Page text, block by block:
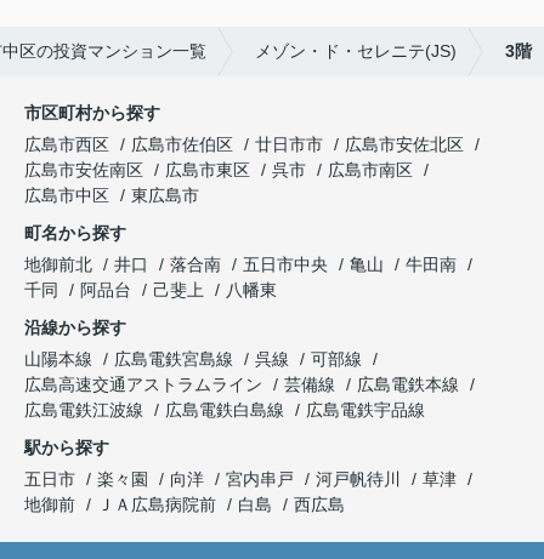
区の投資マンション一覧 メゾン・ド・セレニテ(JS) 3階
市区町村から探す
広島市西区
広島市佐伯区 廿日市市
広島市安佐北区
広島市安佐南区
広島市東区 呉市
広島市南区
広島市中区
東広島市
町名から探す
地御前北
井口 落合南 五日市中央 亀山
牛田南
千同
阿品台 己斐上
八幡東
沿線から探す
山陽本線
広島電鉄宮島線 呉線
可部線
広島高速交通アストラムライン
芸備線
広島電鉄本線
広島電鉄江波線
広島電鉄白島線
広島電鉄宇品線
駅から探す
五日市
楽々園 向洋 宮内串戸 河戸帆待川
草津
地御前
ＪＡ広島病院前 白島 西広島